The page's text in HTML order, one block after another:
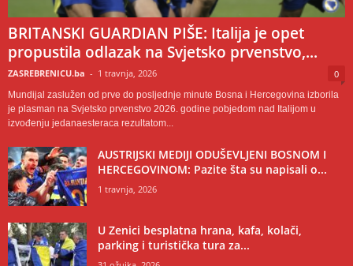
BRITANSKI GUARDIAN PIŠE: Italija je opet
propustila odlazak na Svjetsko prvenstvo,...
ZASREBRENICU.ba - 1 travnja, 2026 0
Mundijal zaslužen od prve do posljednje minute Bosna i Hercegovina izborila
je plasman na Svjetsko prvenstvo 2026. godine pobjedom nad Italijom u
izvođenju jedanaesteraca rezultatom...
AUSTRIJSKI MEDIJI ODUŠEVLJENI BOSNOM I
HERCEGOVINOM: Pazite šta su napisali o...
1 travnja, 2026
U Zenici besplatna hrana, kafa, kolači,
parking i turistička tura za...